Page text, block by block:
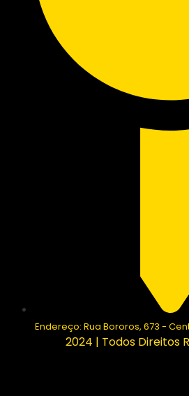
Endereço: Rua Bororos, 673 -
2024 | Todos Direitos